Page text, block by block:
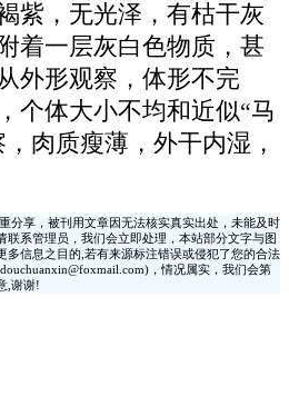
紫，无光泽，有枯干灰
着一层灰白色物质，甚
外形观察，体形不完
个体大小不均和近似“马
肉质瘦薄，外干内湿，
分享，被刊用文章因无法核实真实出处，未能及时
联系管理员，我们会立即处理，本站部分文字与图
多信息之目的,若有来源标注错误或侵犯了您的合法
，情况属实，我们会第
,谢谢!